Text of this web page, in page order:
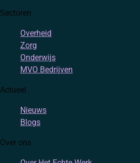
Sectoren
Overheid
Zorg
Onderwijs
MVO Bedrijven
Actueel
Nieuws
Blogs
Over ons